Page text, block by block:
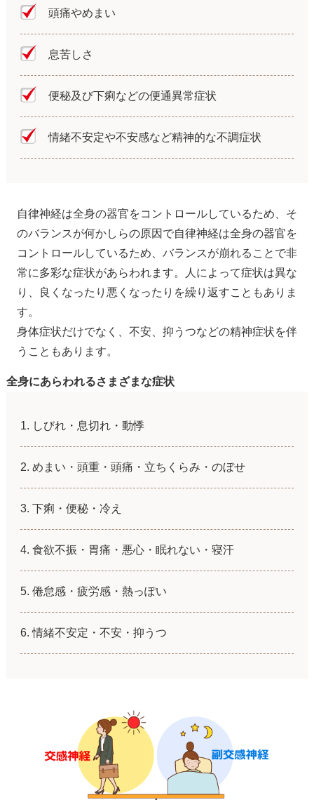
頭痛やめまい
息苦しさ
便秘及び下痢などの便通異常症状
情緒不安定や不安感など精神的な不調症状
自律神経は全身の器官をコントロールしているため、そ
のバランスが何かしらの原因で自律神経は全身の器官を
コントロールしているため、バランスが崩れることで非
常に多彩な症状があらわれます。人によって症状は異な
り、良くなったり悪くなったりを繰り返すこともありま
す。
身体症状だけでなく、不安、抑うつなどの精神症状を伴
うこともあります。
全身にあらわれるさまざまな症状
しびれ・息切れ・動悸
めまい・頭重・頭痛・立ちくらみ・のぼせ
下痢・便秘・冷え
食欲不振・胃痛・悪心・眠れない・寝汗
倦怠感・疲労感・熱っぽい
情緒不安定・不安・抑うつ